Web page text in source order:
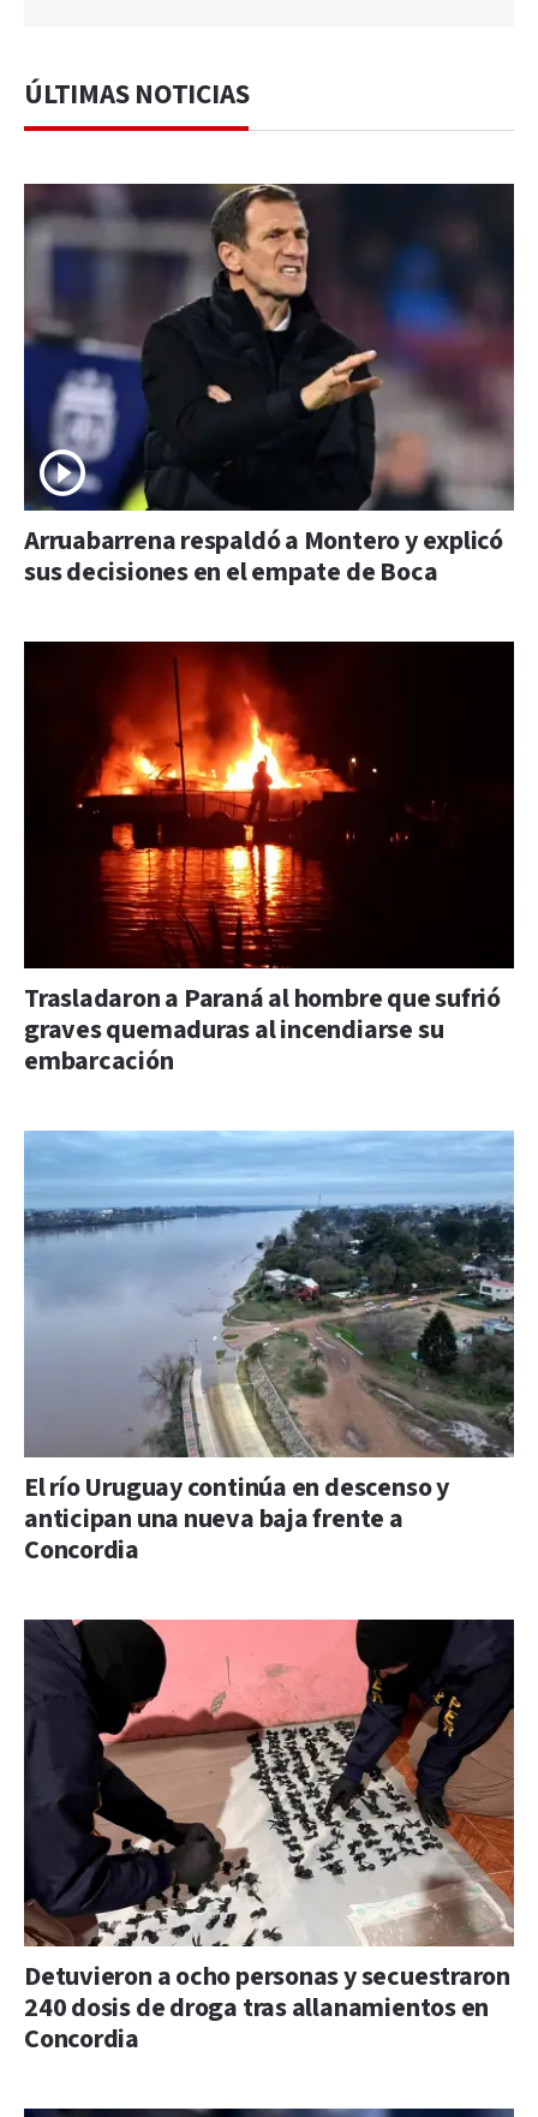
ÚLTIMAS NOTICIAS
Arruabarrena respaldó a Montero y explicó
sus decisiones en el empate de Boca
Trasladaron a Paraná al hombre que sufrió
graves quemaduras al incendiarse su
embarcación
El río Uruguay continúa en descenso y
anticipan una nueva baja frente a
Concordia
Detuvieron a ocho personas y secuestraron
240 dosis de droga tras allanamientos en
Concordia